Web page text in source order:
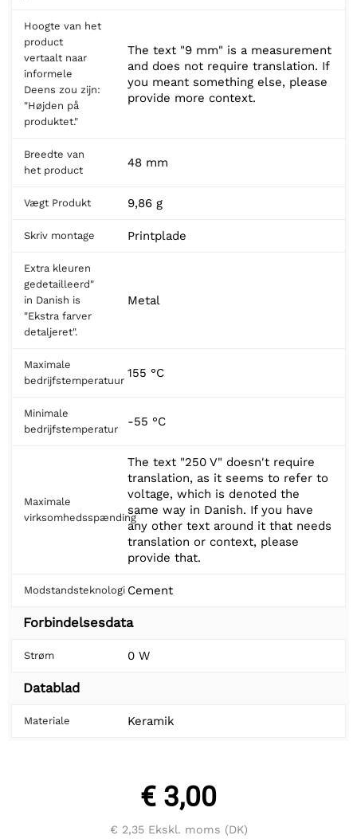
Hoogte van het
product
vertaalt naar
informele
Deens zou zijn:
"Højden på
produktet."
The text "9 mm" is a measurement
and does not require translation. If
you meant something else, please
provide more context.
Breedte van
het product
48 mm
Vægt Produkt 9,86 g
Skriv montage Printplade
Extra kleuren
gedetailleerd"
in Danish is
"Ekstra farver
detaljeret".
Metal
Maximale
bedrijfstemperatuur
155 °C
Minimale
bedrijfstemperatur
-55 °C
Maximale
virksomhedsspænding
The text "250 V" doesn't require
translation, as it seems to refer to
voltage, which is denoted the
same way in Danish. If you have
any other text around it that needs
translation or context, please
provide that.
Modstandsteknologi Cement
Forbindelsesdata
Strøm 0 W
Datablad
Materiale Keramik
€ 3,00
€ 2,35Ekskl. moms (DK)